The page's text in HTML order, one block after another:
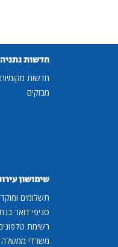
חדשות נתניה
חדשות מקומיות
מבזקים
שימושון
תשלומים
סניפי דואר
רשימת טלפונים
משרדי ממשלה